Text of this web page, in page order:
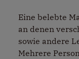
Eine belebte
an denen
sowie andere
Mehrere